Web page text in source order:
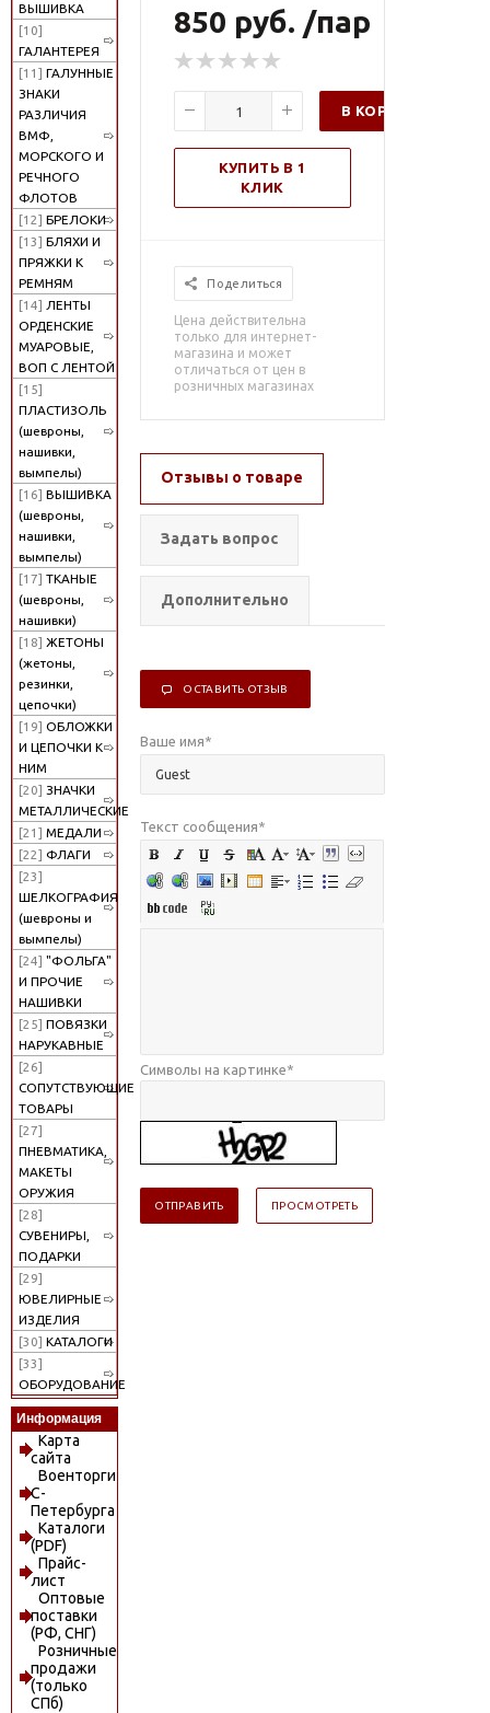
ВЫШИВКА
[10]
ГАЛАНТЕРЕЯ
[11] ГАЛУННЫЕ
ЗНАКИ
РАЗЛИЧИЯ
ВМФ,
МОРСКОГО И
РЕЧНОГО
ФЛОТОВ
[12] БРЕЛОКИ
[13] БЛЯХИ И
ПРЯЖКИ К
РЕМНЯМ
[14] ЛЕНТЫ
ОРДЕНСКИЕ
МУАРОВЫЕ,
ВОП С ЛЕНТОЙ
[15]
ПЛАСТИЗОЛЬ
(шевроны,
нашивки,
вымпелы)
[16] ВЫШИВКА
(шевроны,
нашивки,
вымпелы)
[17] ТКАНЫЕ
(шевроны,
нашивки)
[18] ЖЕТОНЫ
(жетоны,
резинки,
цепочки)
[19] ОБЛОЖКИ
И ЦЕПОЧКИ К
НИМ
[20] ЗНАЧКИ
МЕТАЛЛИЧЕСКИЕ
[21] МЕДАЛИ
[22] ФЛАГИ
[23]
ШЕЛКОГРАФИЯ
(шевроны и
вымпелы)
[24] "ФОЛЬГА"
И ПРОЧИЕ
НАШИВКИ
[25] ПОВЯЗКИ
НАРУКАВНЫЕ
[26]
СОПУТСТВУЮЩИЕ
ТОВАРЫ
[27]
ПНЕВМАТИКА,
МАКЕТЫ
ОРУЖИЯ
[28]
СУВЕНИРЫ,
ПОДАРКИ
[29]
ЮВЕЛИРНЫЕ
ИЗДЕЛИЯ
[30] КАТАЛОГИ
[33]
ОБОРУДОВАНИЕ
Информация
Карта
сайта
Военторги
С-
Петербурга
Каталоги
(PDF)
Прайс-
лист
Оптовые
поставки
(РФ, СНГ)
Розничные
продажи
(только
СПб)
850 руб. /пар
В КОРЗИНУ
КУПИТЬ В 1
КЛИК
Поделиться
Цена действительна
только для интернет-
магазина и может
отличаться от цен в
розничных магазинах
Отзывы о товаре
Задать вопрос
Дополнительно
ОСТАВИТЬ ОТЗЫВ
Ваше имя*
Текст сообщения*
Символы на картинке*